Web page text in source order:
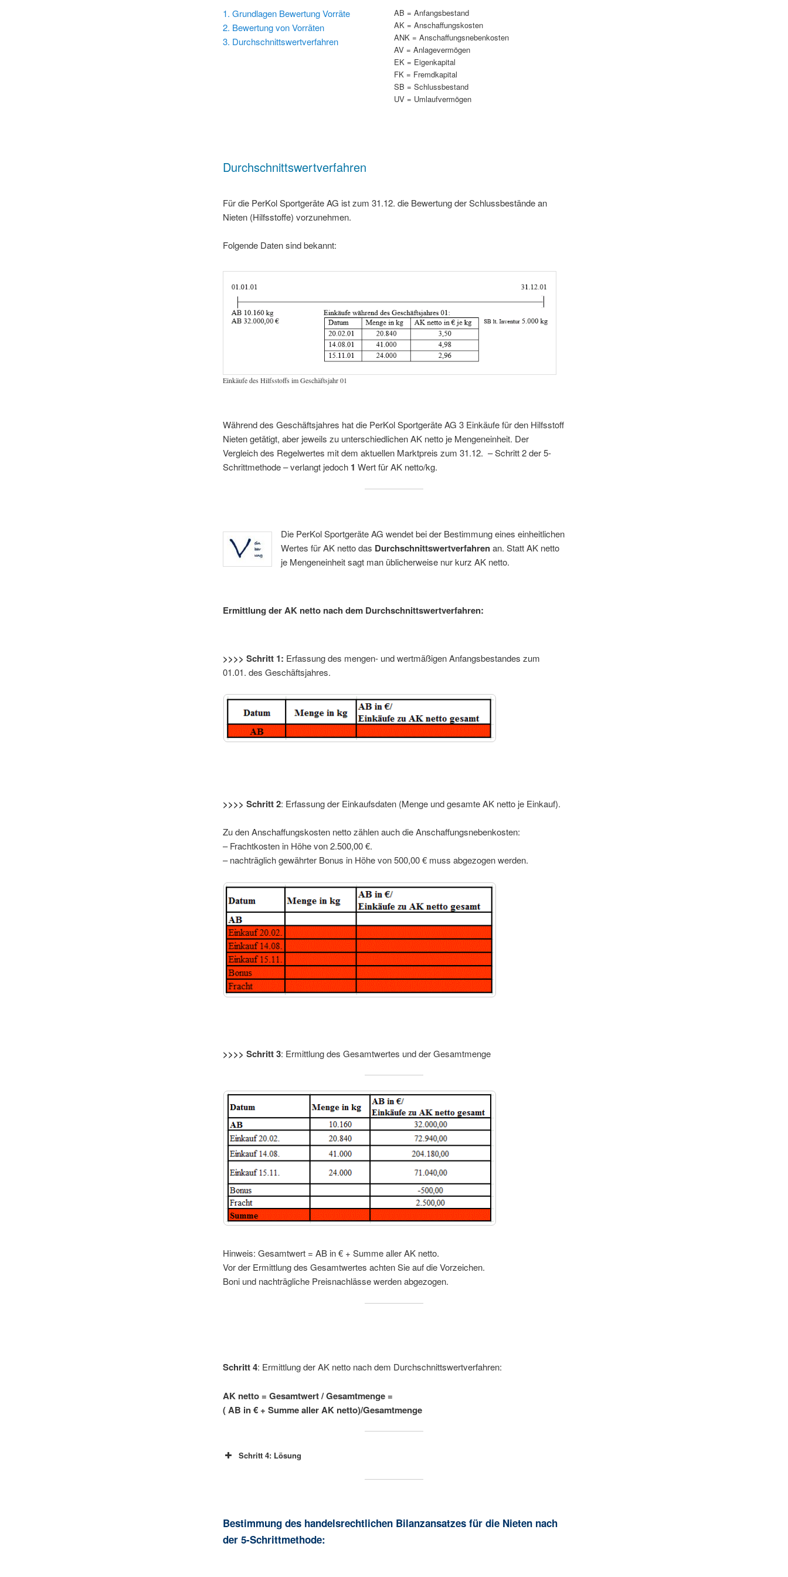
1. Grundlagen Bewertung Vorräte
2. Bewertung von Vorräten
3. Durchschnittswertverfahren
AB = Anfangsbestand
AK = Anschaffungskosten
ANK = Anschaffungsnebenkosten
AV = Anlagevermögen
EK = Eigenkapital
FK = Fremdkapital
SB = Schlussbestand
UV = Umlaufvermögen
Durchschnittswertverfahren
Für die PerKol Sportgeräte AG ist zum 31.12. die Bewertung der Schlussbestände an
Nieten (Hilfsstoffe) vorzunehmen.
Folgende Daten sind bekannt:
Einkäufe des Hilfsstoffs im Geschäftsjahr 01
Während des Geschäftsjahres hat die PerKol Sportgeräte AG 3 Einkäufe für den Hilfsstoff
Nieten getätigt, aber jeweils zu unterschiedlichen AK netto je Mengeneinheit. Der
Vergleich des Regelwertes mit dem aktuellen Marktpreis zum 31.12. – Schritt 2 der 5-
Schrittmethode – verlangt jedoch 1 Wert für AK netto/kg.
Die PerKol Sportgeräte AG wendet bei der Bestimmung eines einheitlichen
Wertes für AK netto das Durchschnittswertverfahrenan. Statt AK netto
je Mengeneinheit sagt man üblicherweise nur kurz AK netto.
Ermittlung der AK netto nach dem Durchschnittswertverfahren:
>>>> Schritt 1: Erfassung des mengen- und wertmäßigen Anfangsbestandes zum
01.01. des Geschäftsjahres.
>>>> Schritt 2: Erfassung der Einkaufsdaten (Menge und gesamte AK netto je Einkauf).
Zu den Anschaffungskosten netto zählen auch die Anschaffungsnebenkosten:
– Frachtkosten in Höhe von 2.500,00 €.
– nachträglich gewährter Bonus in Höhe von 500,00 € muss abgezogen werden.
>>>> Schritt 3: Ermittlung des Gesamtwertes und der Gesamtmenge
Hinweis: Gesamtwert = AB in € + Summe aller AK netto.
Vor der Ermittlung des Gesamtwertes achten Sie auf die Vorzeichen.
Boni und nachträgliche Preisnachlässe werden abgezogen.
Schritt 4: Ermittlung der AK netto nach dem Durchschnittswertverfahren:
AK netto = Gesamtwert / Gesamtmenge =
( AB in € + Summe aller AK netto)/Gesamtmenge
Schritt 4: Lösung
Bestimmung des handelsrechtlichen Bilanzansatzes für die Nieten nach
der 5-Schrittmethode: